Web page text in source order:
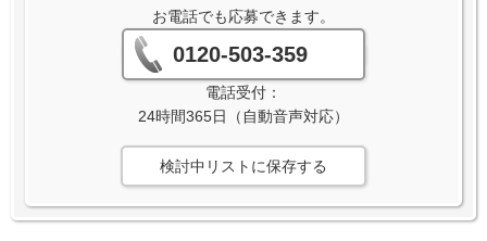
お電話でも応募できます。
0120-503-359
電話受付：
24時間365日（自動音声対応）
検討中リストに保存する